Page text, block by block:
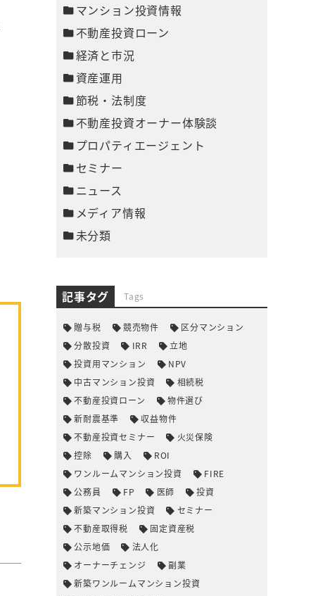
マンション投資情報
不動産投資ローン
経済と市況
資産運用
節税・法制度
不動産投資オーナー体験談
プロパティエージェント
セミナー
ニュース
メディア情報
未分類
記事タグ Tags
贈与税 競売物件
区分マンション
分散投資
IRR
立地
投資用マンション
NPV
中古マンション投資
相続税
不動産投資ローン
物件選び
新耐震基準
収益物件
不動産投資セミナー
火災保険
控除
購入
ROI
ワンルームマンション投資
FIRE
公務員
FP 医師
投資
新築マンション投資
セミナー
不動産取得税
固定資産税
公示地価
法人化
オーナーチェンジ
副業
新築ワンルームマンション投資